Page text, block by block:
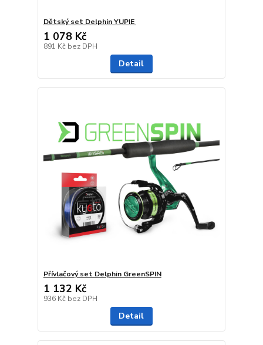
Dětský set Delphin YUPIE ‎
1 078 Kč
891 Kč bez DPH
Detail
Přívlačový set Delphin GreenSPIN
1 132 Kč
936 Kč bez DPH
Detail